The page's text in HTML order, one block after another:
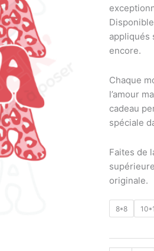
appliqués
encore.
Chaque
l’amour
cadeau
spéciale
Faites de
originale.
8*8
mères
mama